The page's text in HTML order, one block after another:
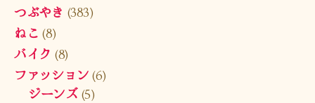
つぶやき (383)
ねこ (8)
バイク (8)
ファッション(6)
ジーンズ(5)